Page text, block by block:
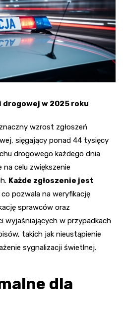
drogowej w 2025 roku
wzrost zgłoszeń
sięgający ponad 44 tysięcy
drogowego każdego dnia
na celu zwiększenie
Każde zgłoszenie jest
co pozwala na weryfikację
sprawców oraz
wyjaśniających w przypadkach
takich jak nieustąpienie
sygnalizacji świetlnej.
dla